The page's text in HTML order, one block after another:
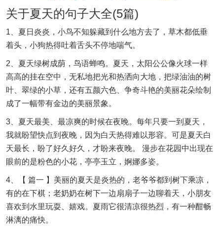
关于夏天的句子大全(5篇)
1、夏日炎炎，小鸟不知躲藏到什么地方去了，草木都低垂
着头，小狗热得吐着舌头不停地喘气。
2、夏天绿树成荫，鸟语蝉鸣。夏天，太阳公公像火球一样
高高的挂在空中，无私地把光和热洒向大地，把绿油油的树
叶、翠绿的小草，还有五颜六色、争奇斗艳的美丽花朵绘制
成了一幅带有金边的美丽景象。
3、夏天最美、最凉爽的时候在夜晚。每年只要一到夏天，
我就盼望快点到夜晚，因为白天热得难以形容。可是夏天白
天最长，盼了好久好久，才盼来夜晚。 漫步在花园中出现在
眼前的是粉色的小花，亭亭玉立，婀娜多姿。
4、【 篇一 】美丽的夏天是炎热的，老爷爷都到树下乘凉，
有的在下棋；老奶奶在树下一边扇扇子一边聊着天，小朋友
喜欢到水里玩耍、嬉戏。夏雨它很清凉很热烈，有一种酣畅
淋漓的痛快。